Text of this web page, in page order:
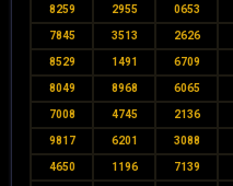
8259 2955 0653
7845 3513 2626
8529 1491 6709
8049 8968 6065
7008 4745 2136
9817 6201 3088
4650 1196 7139